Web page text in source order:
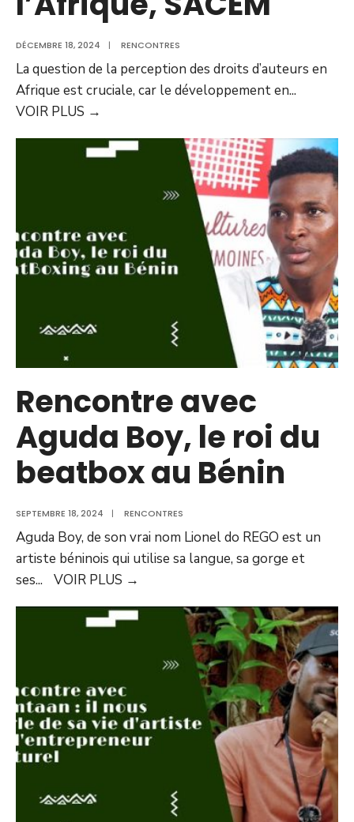
DÉCEMBRE 18, 2024 | RENCONTRES
La question de la perception des droits d’auteurs en
Afrique est cruciale, car le développement en...
VOIR PLUS →
Rencontre avec
Aguda Boy, le roi du
beatbox au Bénin
SEPTEMBRE 18, 2024 | RENCONTRES
Aguda Boy, de son vrai nom Lionel do REGO est un
artiste béninois qui utilise sa langue, sa gorge et
ses... VOIR PLUS →